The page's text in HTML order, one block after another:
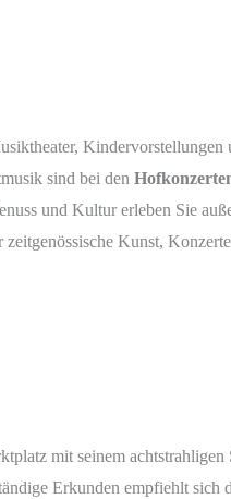
Kindervorstellungen
sind bei den
und Kultur erleben Sie
Kunst,
mit seinem
Erkunden empfiehlt sich